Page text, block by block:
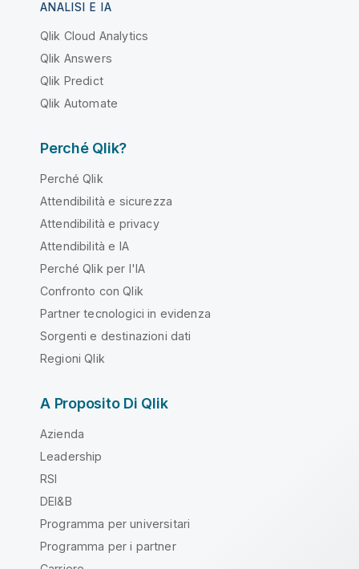
ANALISI E IA
Qlik Cloud Analytics
Qlik Answers
Qlik Predict
Qlik Automate
Perché Qlik?
Perché Qlik
Attendibilità e sicurezza
Attendibilità e privacy
Attendibilità e IA
Perché Qlik per l'IA
Confronto con Qlik
Partner tecnologici in evidenza
Sorgenti e destinazioni dati
Regioni Qlik
A Proposito Di Qlik
Azienda
Leadership
RSI
DEI&B
Programma per universitari
Programma per i partner